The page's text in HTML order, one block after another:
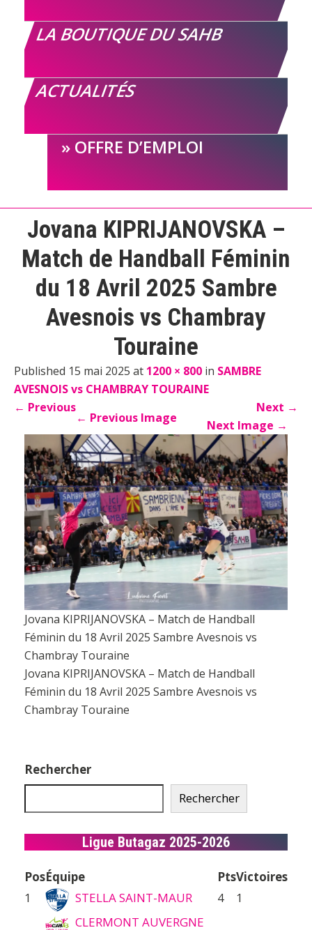
LA BOUTIQUE DU SAHB
ACTUALITÉS
OFFRE D’EMPLOI
Jovana KIPRIJANOVSKA –
Match de Handball Féminin
du 18 Avril 2025 Sambre
Avesnois vs Chambray
Touraine
Published 15 mai 2025 at 1200 × 800 in SAMBRE
AVESNOIS vs CHAMBRAY TOURAINE
← Previous Next →
← Previous Image Next Image →
Jovana KIPRIJANOVSKA – Match de Handball
Féminin du 18 Avril 2025 Sambre Avesnois vs
Chambray Touraine
Jovana KIPRIJANOVSKA – Match de Handball
Féminin du 18 Avril 2025 Sambre Avesnois vs
Chambray Touraine
Rechercher
Rechercher
Ligue Butagaz 2025-2026
PosÉquipe PtsVictoires
1
STELLA SAINT-MAUR 4 1
CLERMONT AUVERGNE